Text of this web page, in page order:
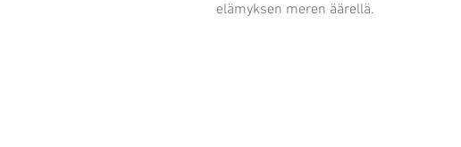
elämyksen meren äärellä.